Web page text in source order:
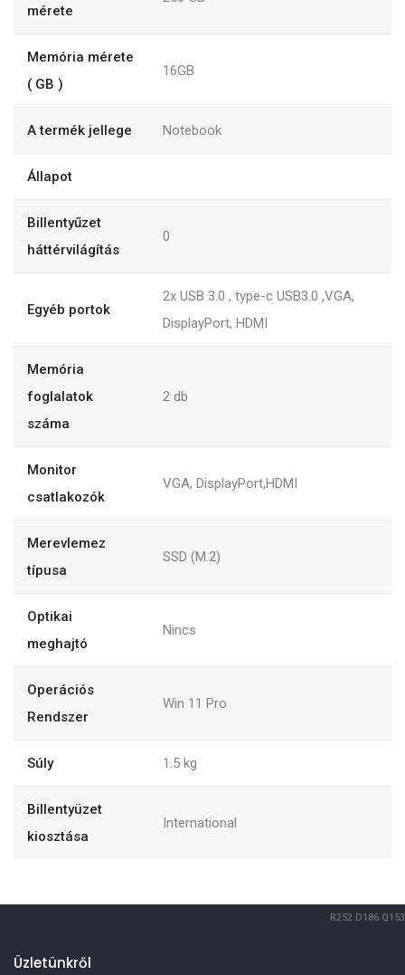
mérete
Memória mérete
( GB )
16GB
A termék jellege Notebook
Állapot
Billentyűzet
háttérvilágítás
0
Egyéb portok
2x USB 3.0 , type-c USB3.0 ,VGA,
DisplayPort, HDMI
Memória
foglalatok
száma
2 db
Monitor
csatlakozók
VGA, DisplayPort,HDMI
Merevlemez
típusa
SSD (M.2)
Optikai
meghajtó
Nincs
Operációs
Rendszer
Win 11 Pro
Súly 1.5 kg
Billentyüzet
kiosztása
International
R252 D186 Q153
Üzletünkről